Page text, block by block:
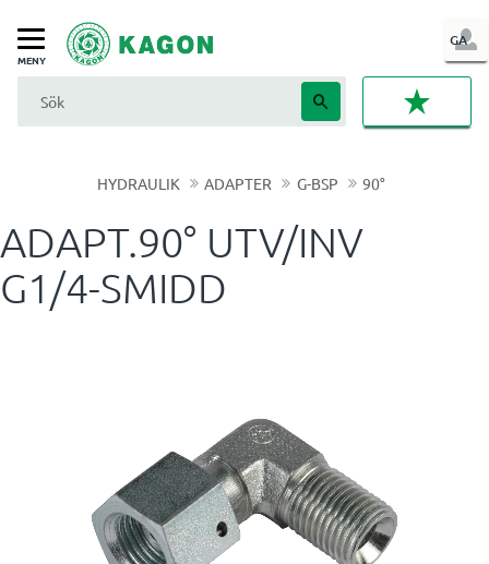
Meny
GA
IN
HYDRAULIK ADAPTER G-BSP 90°
ADAPT.90° UTV/INV
G1/4-SMIDD